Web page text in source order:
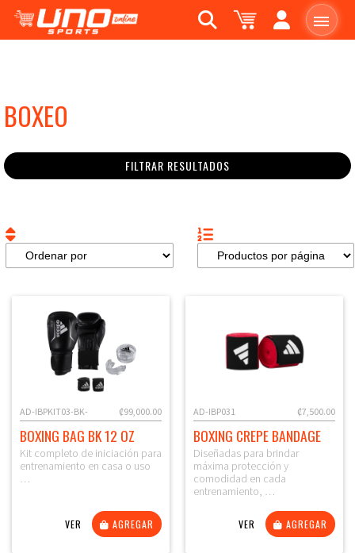
BOXEO
FILTRAR RESULTADOS
₡99,000.00
AD-IBPKIT03-BK-
BOXING BAG BK 12 OZ
Kit completo de iniciación para
entrenamiento en casa o uso
…
VER AGREGAR
₡7,500.00
AD-IBP031
BOXING CREPE BANDAGE
Diseñadas para brindar
máxima protección y
comodidad en cada
entrenamiento, …
VER AGREGAR